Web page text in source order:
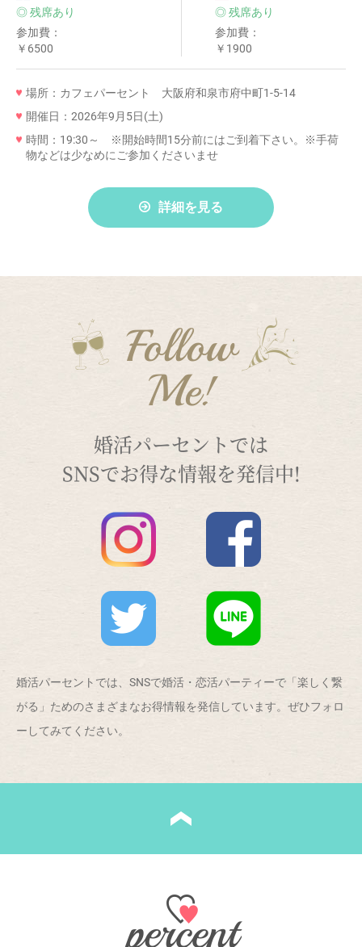
◎ 残席あり
参加費：
￥6500
◎ 残席あり
参加費：
￥1900
場所：カフェパーセント 大阪府和泉市府中町1-5-14
開催日：2026年9月5日(土)
時間：19:30～ ※開始時間15分前にはご到着下さい。※手荷
物などは少なめにご参加くださいませ
詳細を見る
Follow
Me!
婚活パーセントでは
SNSでお得な情報を発信中!
婚活パーセントでは、SNSで婚活・恋活パーティーで「楽しく繋
がる」ためのさまざまなお得情報を発信しています。ぜひフォロ
ーしてみてください。